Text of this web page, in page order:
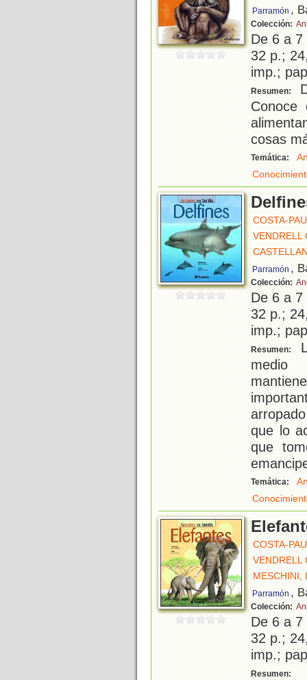
Parramón ,
Colección:
De 6 a
32 p.;
imp.;
Resumen:
cosas
Temática:
COSTA-
VENDRELL
Parramón ,
Colección:
De 6 a
32 p.;
imp.;
Resumen:
medio
que lo
que
Temática:
COSTA-
VENDRELL
MESCHINI,
Parramón ,
Colección:
De 6 a
32 p.;
imp.;
Resumen: